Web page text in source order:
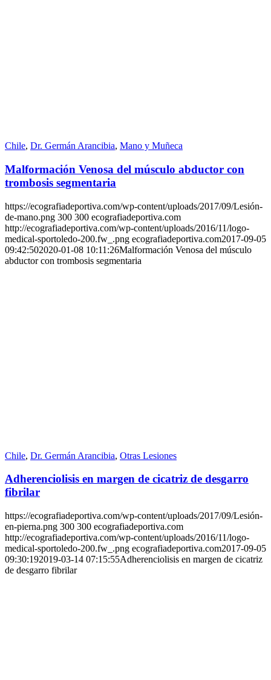
Chile, Dr. Germán Arancibia, Mano y Muñeca
Malformación Venosa del músculo abductor con
trombosis segmentaria
https://ecografiadeportiva.com/wp-content/uploads/2017/09/Lesión-
de-mano.png 300 300 ecografiadeportiva.com
http://ecografiadeportiva.com/wp-content/uploads/2016/11/logo-
medical-sportoledo-200.fw_.png ecografiadeportiva.com2017-09-05
09:42:502020-01-08 10:11:26Malformación Venosa del músculo
abductor con trombosis segmentaria
Chile, Dr. Germán Arancibia, Otras Lesiones
Adherenciolisis en margen de cicatriz de desgarro
fibrilar
https://ecografiadeportiva.com/wp-content/uploads/2017/09/Lesión-
en-pierna.png 300 300 ecografiadeportiva.com
http://ecografiadeportiva.com/wp-content/uploads/2016/11/logo-
medical-sportoledo-200.fw_.png ecografiadeportiva.com2017-09-05
09:30:192019-03-14 07:15:55Adherenciolisis en margen de cicatriz
de desgarro fibrilar